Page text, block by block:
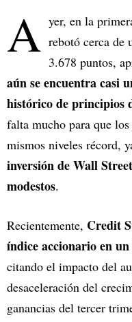
A yer, en la
rebotó cerca de
3.678 puntos,
aún se encuentra casi
histórico de principios
falta mucho para que
mismos niveles récord,
inversión de Wall
modestos.
Recientemente, Credit
índice accionario en
citando el impacto del
desaceleración del
ganancias del tercer